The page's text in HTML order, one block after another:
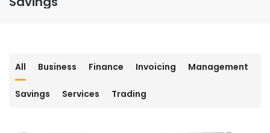
All Business Finance Invoicing Management
Savings Services Trading